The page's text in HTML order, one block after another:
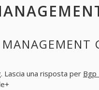
. Lascia una risposta per Bgp